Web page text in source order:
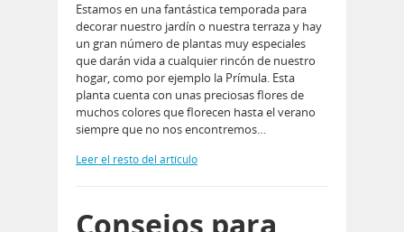
Estamos en una fantástica temporada para
decorar nuestro jardín o nuestra terraza y hay
un gran número de plantas muy especiales
que darán vida a cualquier rincón de nuestro
hogar, como por ejemplo la Prímula. Esta
planta cuenta con unas preciosas flores de
muchos colores que florecen hasta el verano
siempre que no nos encontremos…
Leer el resto del artículo